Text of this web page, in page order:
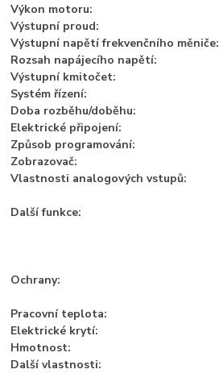
Výkon motoru:
Výstupní proud:
Výstupní napětí frekvenčního měniče:
Rozsah napájecího napětí:
Výstupní kmitočet:
Systém řízení:
Doba rozběhu/doběhu:
Elektrické připojení:
Způsob programování:
Zobrazovač:
Vlastnosti analogových vstupů:
Další funkce:
Ochrany:
Pracovní teplota:
Elektrické krytí:
Hmotnost:
Další vlastnosti: